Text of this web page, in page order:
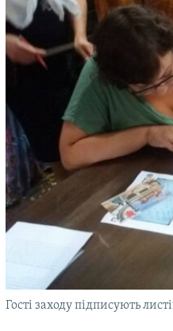
Гості заходу підписують